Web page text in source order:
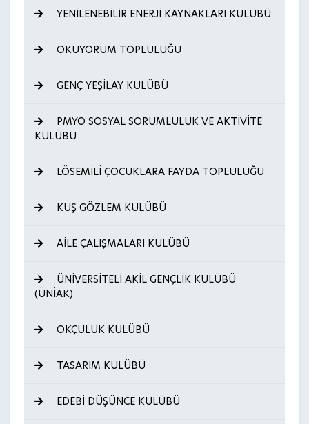
YENİLENEBİLİR ENERJİ KAYNAKLARI KULÜBÜ
OKUYORUM TOPLULUĞU
GENÇ YEŞİLAY KULÜBÜ
PMYO SOSYAL SORUMLULUK VE AKTİVİTE
KULÜBÜ
LÖSEMİLİ ÇOCUKLARA FAYDA TOPLULUĞU
KUŞ GÖZLEM KULÜBÜ
AİLE ÇALIŞMALARI KULÜBÜ
ÜNİVERSİTELİ AKİL GENÇLİK KULÜBÜ
(ÜNİAK)
OKÇULUK KULÜBÜ
TASARIM KULÜBÜ
EDEBİ DÜŞÜNCE KULÜBÜ